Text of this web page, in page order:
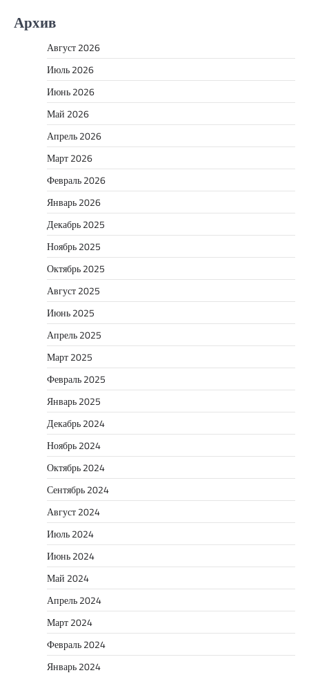
Архив
Август 2026
Июль 2026
Июнь 2026
Май 2026
Апрель 2026
Март 2026
Февраль 2026
Январь 2026
Декабрь 2025
Ноябрь 2025
Октябрь 2025
Август 2025
Июнь 2025
Апрель 2025
Март 2025
Февраль 2025
Январь 2025
Декабрь 2024
Ноябрь 2024
Октябрь 2024
Сентябрь 2024
Август 2024
Июль 2024
Июнь 2024
Май 2024
Апрель 2024
Март 2024
Февраль 2024
Январь 2024